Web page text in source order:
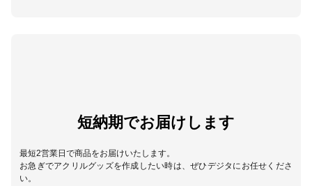
短納期でお届けします
最短2営業日で商品をお届けいたします。
お急ぎでアクリルグッズを作成したい時は、ぜひデジタにお任せくださ
い。